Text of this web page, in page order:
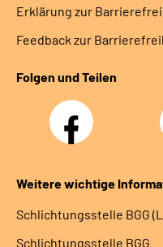
Erklärung zur
Feedback zur
Folgen und Teilen
Facebook
Weitere wichtige
Schlich­tungs­stel­le BGG
Schlich­tungs­stel­le BGG